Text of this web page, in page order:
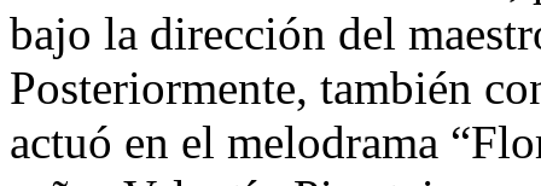
bajo la dirección del
Posteriormente, también
actuó en el melodrama